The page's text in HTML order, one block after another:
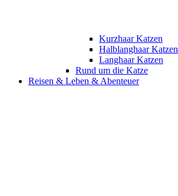
Kurzhaar Katzen
Halblanghaar Katzen
Langhaar Katzen
Rund um die Katze
Reisen & Leben & Abenteuer